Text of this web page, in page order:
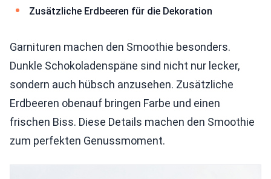
Zusätzliche Erdbeeren für die Dekoration
Garnituren machen den Smoothie besonders.
Dunkle Schokoladenspäne sind nicht nur lecker,
sondern auch hübsch anzusehen. Zusätzliche
Erdbeeren obenauf bringen Farbe und einen
frischen Biss. Diese Details machen den Smoothie
zum perfekten Genussmoment.